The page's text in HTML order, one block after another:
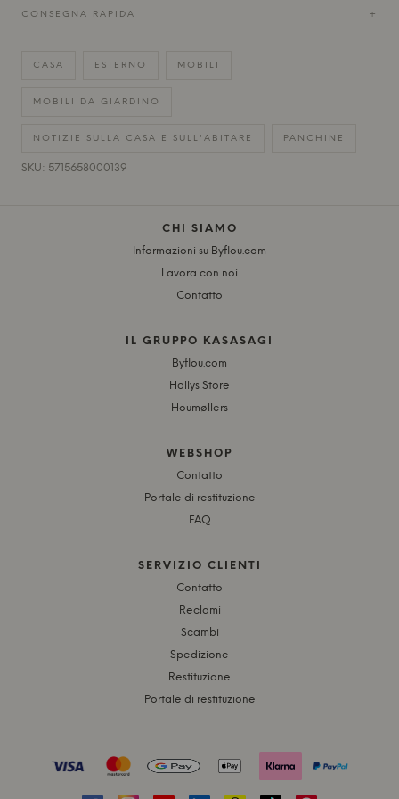
CONSEGNA RAPIDA +
CASA ESTERNO MOBILI
MOBILI DA GIARDINO
NOTIZIE SULLA CASA E SULL'ABITARE PANCHINE
SKU: 5715658000139
CHI SIAMO
Informazioni su Byflou.com
Lavora con noi
Contatto
IL GRUPPO KASASAGI
Byflou.com
Hollys Store
Houmøllers
WEBSHOP
Contatto
Portale di restituzione
FAQ
SERVIZIO CLIENTI
Contatto
Reclami
Scambi
Spedizione
Restituzione
Portale di restituzione